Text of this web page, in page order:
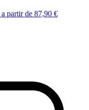
a partir de 87,90 €